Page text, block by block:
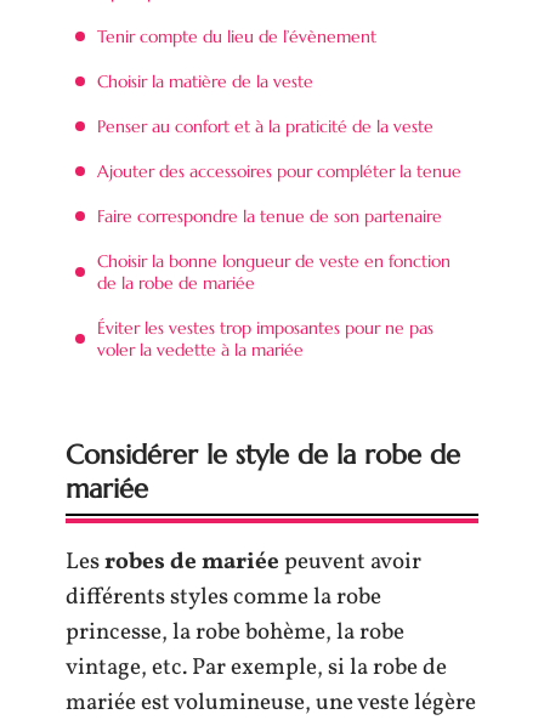
Tenir compte du lieu de l’évènement
Choisir la matière de la veste
Penser au confort et à la praticité de la veste
Ajouter des accessoires pour compléter la tenue
Faire correspondre la tenue de son partenaire
Choisir la bonne longueur de veste en fonction
de la robe de mariée
Éviter les vestes trop imposantes pour ne pas
voler la vedette à la mariée
Considérer le style de la robe de
mariée
Lesrobes de mariéepeuvent avoir
différents styles comme la robe
princesse, la robe bohème, la robe
vintage, etc. Par exemple, si la robe de
mariée est volumineuse, une veste légère